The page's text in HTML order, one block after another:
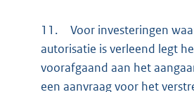
11.
Voor investeringen
autorisatie is verleend legt
voorafgaand aan het
een aanvraag voor het